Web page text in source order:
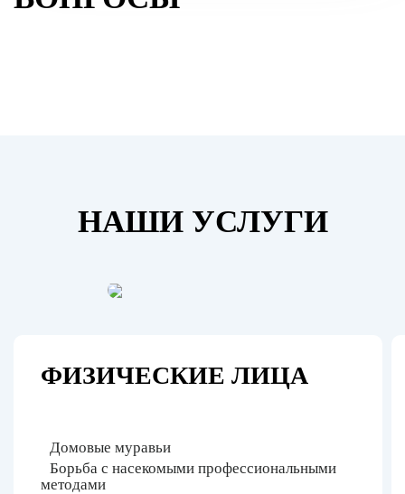
НАШИ УСЛУГИ
ФИЗИЧЕСКИЕ ЛИЦА
Домовые муравьи
Борьба с насекомыми профессиональными
методами